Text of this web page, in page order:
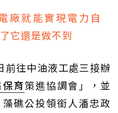
廠就能實現電力自
它還是做不到
前往中油液工處三接辦
育策進協調會」，並
礁公投領銜人潘忠政